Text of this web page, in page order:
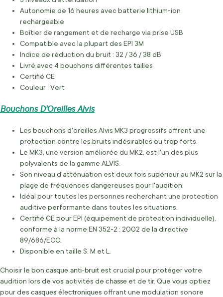
Autonomie de 16 heures avec batterie lithium-ion
rechargeable
Boîtier de rangement et de recharge via prise USB
Compatible avec la plupart des EPI 3M
Indice de réduction du bruit : 32 / 36 / 38 dB
Livré avec 4 bouchons différentes tailles
Certifié CE
Couleur : Vert
Bouchons D'Oreilles Alvis
Les bouchons d'oreilles Alvis MK3 progressifs offrent une
protection contre les bruits indésirables ou trop forts.
Le MK3, une version améliorée du MK2, est l'un des plus
polyvalents de la gamme ALVIS.
Son niveau d'atténuation est deux fois supérieur au MK2 sur la
plage de fréquences dangereuses pour l'audition.
Idéal pour toutes les personnes recherchant une protection
auditive performante dans toutes les situations.
Certifié CE pour EPI (équipement de protection individuelle),
conforme à la norme EN 352-2 : 2002 de la directive
89/686/ECC.
Disponible en taille S, M et L.
Choisir le bon casque anti-bruit est crucial pour protéger votre
audition lors de vos activités de chasse et de tir. Que vous optiez
pour des casques électroniques offrant une modulation sonore